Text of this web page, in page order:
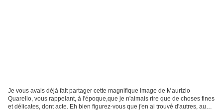
Je vous avais déjà fait partager cette magnifique image de Maurizio
Quarello, vous rappelant, à l'époque,que je n'aimais rire que de choses fines
et délicates, dont acte. Eh bien figurez-vous que j'en ai trouvé d'autres, au